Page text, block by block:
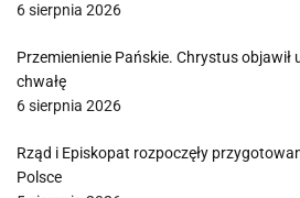
6 sierpnia 2026
Przemienienie Pańskie. Chrystus objawił
chwałę
6 sierpnia 2026
Rząd i Episkopat rozpoczęły
Polsce